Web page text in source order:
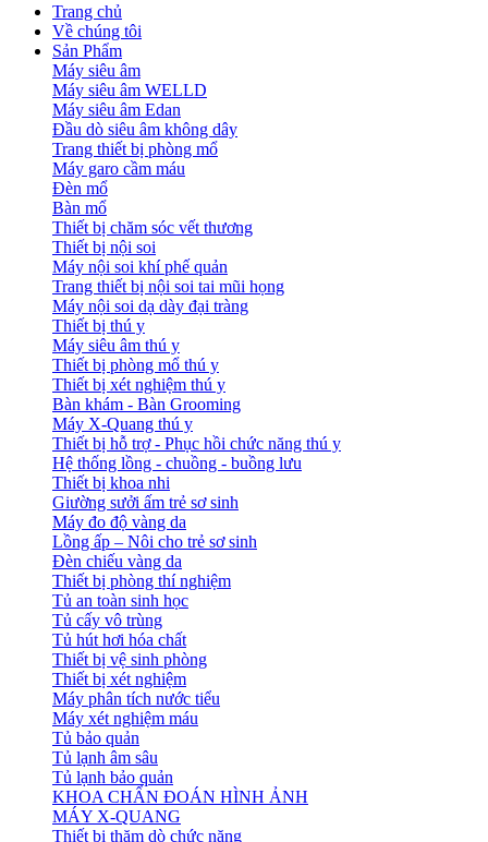
Trang chủ
Về chúng tôi
Sản Phẩm
Máy siêu âm
Máy siêu âm WELLD
Máy siêu âm Edan
Đầu dò siêu âm không dây
Trang thiết bị phòng mổ
Máy garo cầm máu
Đèn mổ
Bàn mổ
Thiết bị chăm sóc vết thương
Thiết bị nội soi
Máy nội soi khí phế quản
Trang thiết bị nội soi tai mũi họng
Máy nội soi dạ dày đại tràng
Thiết bị thú y
Máy siêu âm thú y
Thiết bị phòng mổ thú y
Thiết bị xét nghiệm thú y
Bàn khám - Bàn Grooming
Máy X-Quang thú y
Thiết bị hỗ trợ - Phục hồi chức năng thú y
Hệ thống lồng - chuồng - buồng lưu
Thiết bị khoa nhi
Giường sưởi ấm trẻ sơ sinh
Máy đo độ vàng da
Lồng ấp – Nôi cho trẻ sơ sinh
Đèn chiếu vàng da
Thiết bị phòng thí nghiệm
Tủ an toàn sinh học
Tủ cấy vô trùng
Tủ hút hơi hóa chất
Thiết bị vệ sinh phòng
Thiết bị xét nghiệm
Máy phân tích nước tiểu
Máy xét nghiệm máu
Tủ bảo quản
Tủ lạnh âm sâu
Tủ lạnh bảo quản
KHOA CHẨN ĐOÁN HÌNH ẢNH
MÁY X-QUANG
Thiết bị thăm dò chức năng